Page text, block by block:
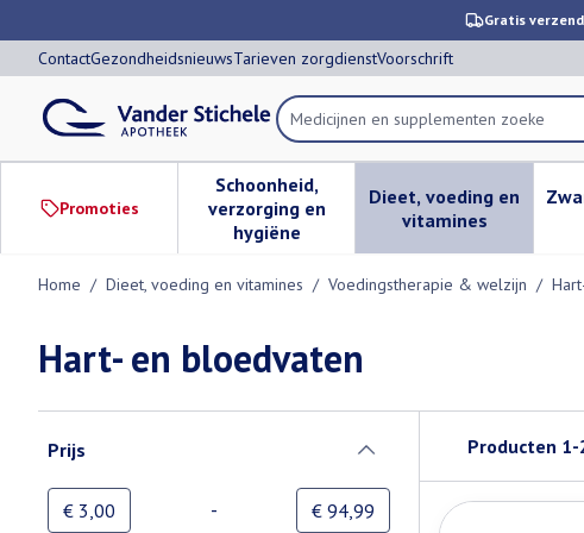
Gratis
ContactGezondheidsnieuwsTarieven zorgdienstVoorschrift
Product, merk, categorie...
Promoties
Schoonheid,
verzorging en
hygiëne
Toon submenu voor Schoonheid,
Dieet, voeding en
vitaminesToon submenu
Home / Dieet, voeding en vitamines / Voedingstherapie & welzijn /
Hart- en bloedvaten
Prijs
Minimumwaarde
€ 3,00 - Maximale waarde
€ 94,99
Producten 1-